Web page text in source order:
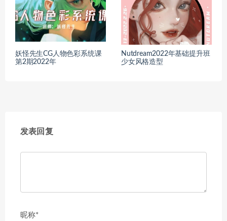
妖怪先生CG人物色彩系统课
第2期2022年
Nutdream2022年基础提升班
少女风格造型
发表回复
昵称*